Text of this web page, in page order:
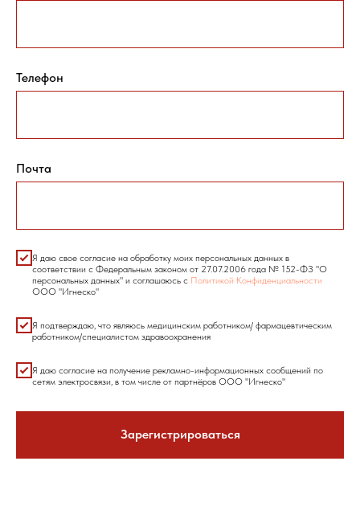
Телефон
Почта
Я даю свое согласие на обработку моих персональных данных в
соответствии с Федеральным законом от 27.07.2006 года № 152-ФЗ "О
персональных данных" и соглашаюсь с Политикой Конфиденциальности
ООО "Игнеско"
Я подтверждаю, что являюсь медицинским работником/ фармацевтическим
работником/специалистом здравоохранения
Я даю согласие на получение рекламно-информационных сообщений по
сетям электросвязи, в том числе от партнёров ООО "Игнеско"
Зарегистрироваться